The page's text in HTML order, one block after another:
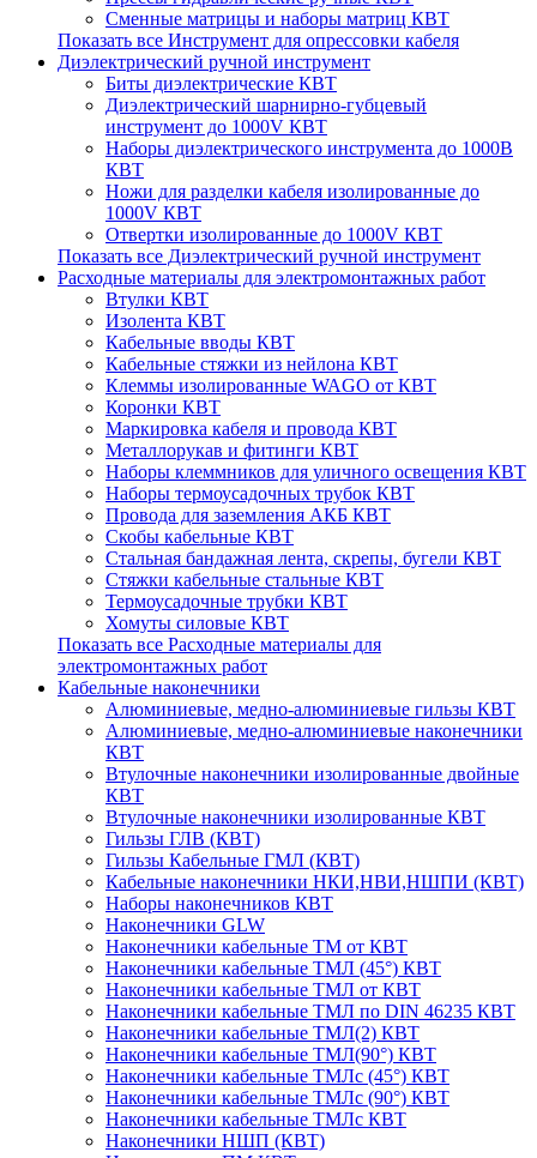
Сменные матрицы и наборы матриц КВТ
Показать все Инструмент для опрессовки кабеля
Диэлектрический ручной инструмент
Биты диэлектрические КВТ
Диэлектрический шарнирно-губцевый
инструмент до 1000V КВТ
Наборы диэлектрического инструмента до 1000В
КВТ
Ножи для разделки кабеля изолированные до
1000V КВТ
Отвертки изолированные до 1000V КВТ
Показать все Диэлектрический ручной инструмент
Расходные материалы для электромонтажных работ
Втулки КВТ
Изолента КВТ
Кабельные вводы КВТ
Кабельные стяжки из нейлона КВТ
Клеммы изолированные WAGO от КВТ
Коронки КВТ
Маркировка кабеля и провода КВТ
Металлорукав и фитинги КВТ
Наборы клеммников для уличного освещения КВТ
Наборы термоусадочных трубок КВТ
Провода для заземления АКБ КВТ
Скобы кабельные КВТ
Стальная бандажная лента, скрепы, бугели КВТ
Стяжки кабельные стальные КВТ
Термоусадочные трубки КВТ
Хомуты силовые КВТ
Показать все Расходные материалы для
электромонтажных работ
Кабельные наконечники
Алюминиевые, медно-алюминиевые гильзы КВТ
Алюминиевые, медно-алюминиевые наконечники
КВТ
Втулочные наконечники изолированные двойные
КВТ
Втулочные наконечники изолированные КВТ
Гильзы ГЛВ (КВТ)
Гильзы Кабельные ГМЛ (КВТ)
Кабельные наконечники НКИ,НВИ,НШПИ (КВТ)
Наборы наконечников КВТ
Наконечники GLW
Наконечники кабельные ТМ от КВТ
Наконечники кабельные ТМЛ (45°) КВТ
Наконечники кабельные ТМЛ от КВТ
Наконечники кабельные ТМЛ по DIN 46235 КВТ
Наконечники кабельные ТМЛ(2) КВТ
Наконечники кабельные ТМЛ(90°) КВТ
Наконечники кабельные ТМЛс (45°) КВТ
Наконечники кабельные ТМЛс (90°) КВТ
Наконечники кабельные ТМЛс КВТ
Наконечники НШП (КВТ)